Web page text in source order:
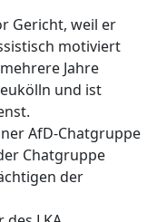
Gericht, weil er
motiviert
Jahre
und ist
AfD-Chatgruppe
Chatgruppe
der